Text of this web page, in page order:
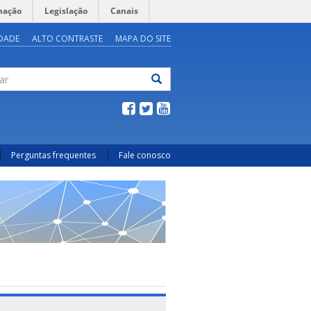
Legislação Canais
ALTO CONTRASTE MAPA DO SITE
Perguntas frequentes Fale conosco